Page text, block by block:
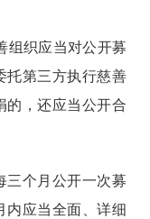
组织应当对公开募
托第三方执行慈善
的，还应当公开合
三个月公开一次募
内应当全面、详细